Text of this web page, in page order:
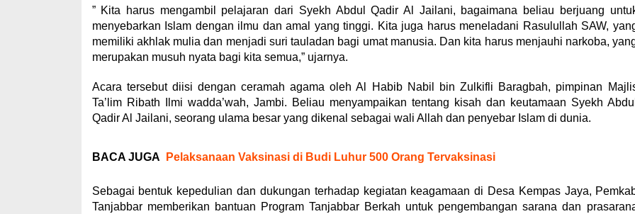
” Kita harus mengambil pelajaran dari Syekh Abdul Qadir Al Jailani, bagaimana beliau berjuang
menyebarkan Islam dengan ilmu dan amal yang tinggi. Kita juga harus meneladani Rasulullah SAW,
memiliki akhlak mulia dan menjadi suri tauladan bagi umat manusia. Dan kita harus menjauhi narkoba,
merupakan musuh nyata bagi kita semua,” ujarnya.
Acara tersebut diisi dengan ceramah agama oleh Al Habib Nabil bin Zulkifli Baragbah, pimpinan
Ta’lim Ribath Ilmi wadda’wah, Jambi. Beliau menyampaikan tentang kisah dan keutamaan Syekh Abdul
Qadir Al Jailani, seorang ulama besar yang dikenal sebagai wali Allah dan penyebar Islam di dunia.
BACA JUGA Pelaksanaan Vaksinasi di Budi Luhur 500 Orang Tervaksinasi
Sebagai bentuk kepedulian dan dukungan terhadap kegiatan keagamaan di Desa Kempas Jaya,
Tanjabbar memberikan bantuan Program Tanjabbar Berkah untuk pengembangan sarana dan